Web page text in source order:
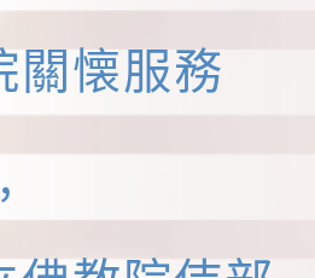
關懐服務